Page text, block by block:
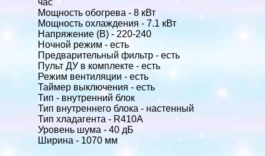
час
Мощность обогрева - 8 кВт
Мощность охлаждения - 7.1 кВт
Напряжение (В) - 220-240
Ночной режим - есть
Предварительный фильтр - есть
Пульт ДУ в комплекте - есть
Режим вентиляции - есть
Таймер выключения - есть
Тип - внутренний блок
Тип внутреннего блока - настенный
Тип хладагента - R410A
Уровень шума - 40 дБ
Ширина - 1070 мм